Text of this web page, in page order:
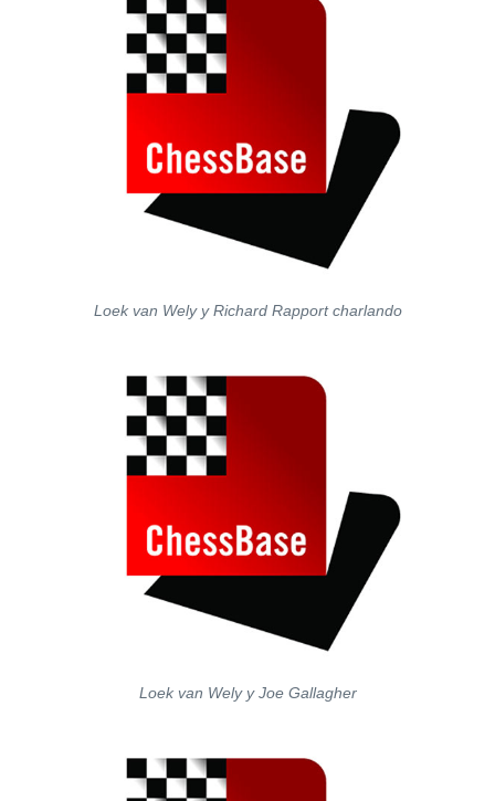
Loek van Wely y Richard Rapport charlando
Loek van Wely y Joe Gallagher